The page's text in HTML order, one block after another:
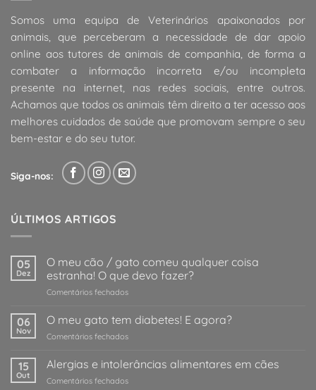
Somos uma equipa de Veterinários apaixonados por
animais, que perceberam a necessidade de dar apoio
online aos tutores de animais de companhia, de forma a
combater a informação incorreta e/ou incompleta
presente na internet, nas redes sociais, entre outros.
Achamos que todos os animais têm direito a ter acesso aos
melhores cuidados de saúde que promovam sempre o seu
bem-estar e do seu tutor.
Siga-nos:
ÚLTIMOS ARTIGOS
05
Dez
O meu cão / gato comeu qualquer coisa
estranha! O que devo fazer?
Comentários fechadosem
meu
/
comeu
06
Nov
O meu gato tem diabetes! E agora?
Comentários fechadosem
meu
tem
15
Out
Alergias e intolerâncias alimentares em cães
Comentários fechadosem